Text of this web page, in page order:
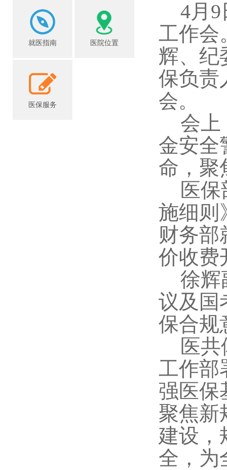
就医指南 医院位置
医保服务
4月
工作会
辉、纪
保负责
会。
会上
金安全
命，聚
医
施细则
财务部
价收费
徐辉
议及国
保合规
医
工作部
强医保
聚焦新
建设，
全，为